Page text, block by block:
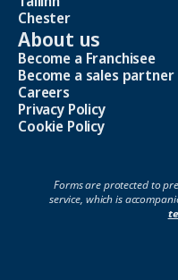
Chester
About us
Become a Franchisee
Become a sales partner
Careers
Privacy Policy
Cookie Policy
Forms are protected to
service, which is